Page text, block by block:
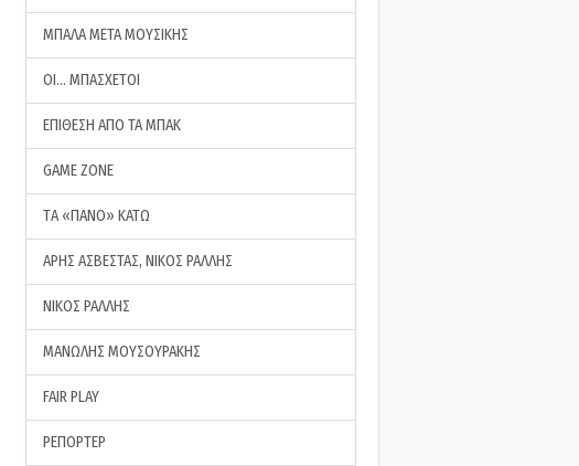
ΜΠΑΛΑ ΜΕΤΑ ΜΟΥΣΙΚΗΣ
ΟΙ… ΜΠΑΣΧΕΤΟΙ
ΕΠΙΘΕΣΗ ΑΠΟ ΤΑ ΜΠΑΚ
GAME ZONE
ΤA «ΠΑΝΟ» ΚΑΤΩ
ΑΡΗΣ ΑΣΒΕΣΤΑΣ, ΝΙΚΟΣ ΡΑΛΛΗΣ
ΝΙΚΟΣ ΡΑΛΛΗΣ
ΜΑΝΩΛΗΣ ΜΟΥΣΟΥΡΑΚΗΣ
FAIR PLAY
ΡΕΠΟΡΤΕΡ